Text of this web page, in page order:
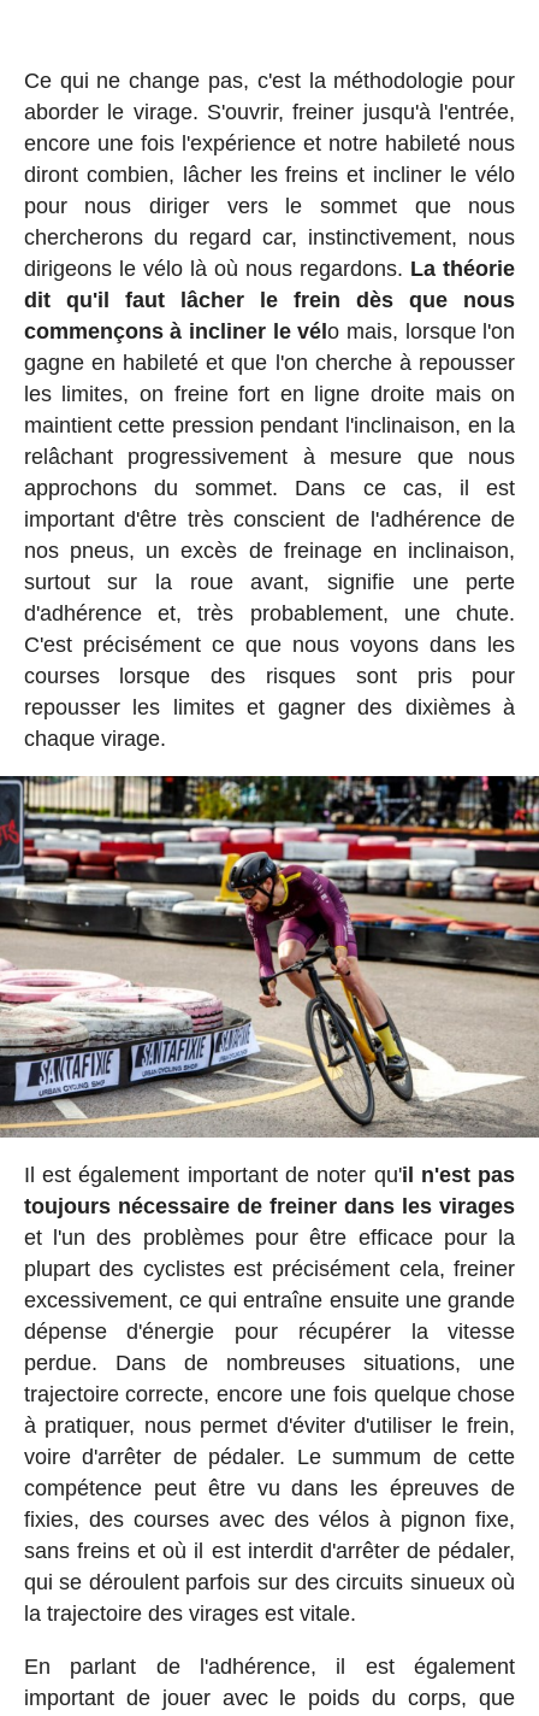
Ce qui ne change pas, c'est la méthodologie pour
aborder le virage. S'ouvrir, freiner jusqu'à l'entrée,
encore une fois l'expérience et notre habileté nous
diront combien, lâcher les freins et incliner le vélo
pour nous diriger vers le sommet que nous
chercherons du regard car, instinctivement, nous
dirigeons le vélo là où nous regardons. La théorie
dit qu'il faut lâcher le frein dès que nous
commençons à incliner le vélo mais, lorsque l'on
gagne en habileté et que l'on cherche à repousser
les limites, on freine fort en ligne droite mais on
maintient cette pression pendant l'inclinaison, en la
relâchant progressivement à mesure que nous
approchons du sommet. Dans ce cas, il est
important d'être très conscient de l'adhérence de
nos pneus, un excès de freinage en inclinaison,
surtout sur la roue avant, signifie une perte
d'adhérence et, très probablement, une chute.
C'est précisément ce que nous voyons dans les
courses lorsque des risques sont pris pour
repousser les limites et gagner des dixièmes à
chaque virage.
Il est également important de noter qu'il n'est pas
toujours nécessaire de freiner dans les virages
et l'un des problèmes pour être efficace pour la
plupart des cyclistes est précisément cela, freiner
excessivement, ce qui entraîne ensuite une grande
dépense d'énergie pour récupérer la vitesse
perdue. Dans de nombreuses situations, une
trajectoire correcte, encore une fois quelque chose
à pratiquer, nous permet d'éviter d'utiliser le frein,
voire d'arrêter de pédaler. Le summum de cette
compétence peut être vu dans les épreuves de
fixies, des courses avec des vélos à pignon fixe,
sans freins et où il est interdit d'arrêter de pédaler,
qui se déroulent parfois sur des circuits sinueux où
la trajectoire des virages est vitale.
En parlant de l'adhérence, il est également
important de jouer avec le poids du corps, que